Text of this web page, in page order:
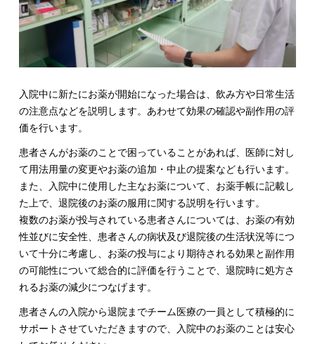
入院中に新たにお薬が開始になった場合は、飲み方や日常生活
の注意点などを説明します。あわせて効果の確認や副作用の評
価を行います。
患者さんがお薬のことで困っていることがあれば、医師に対し
て用法用量の変更やお薬の追加・中止の提案なども行います。
また、入院中に使用した主なお薬について、お薬手帳に記載し
た上で、退院後のお薬の服用に関する説明を行います。
複数のお薬が投与されている患者さんについては、お薬の有効
性並びに安全性、患者さんの病状及び退院後の生活状況等につ
いて十分に考慮し、お薬の投与により期待される効果と副作用
の可能性について総合的に評価を行うことで、退院時に処方さ
れるお薬の減少につなげます。
患者さんの入院から退院までチーム医療の一員として積極的に
サポートさせていただきますので、入院中のお薬のことは安心